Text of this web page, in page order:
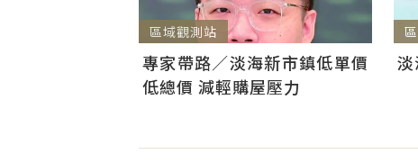
區域觀測站
專家帶路／淡海新市鎮低單價
低總價 減輕購屋壓力